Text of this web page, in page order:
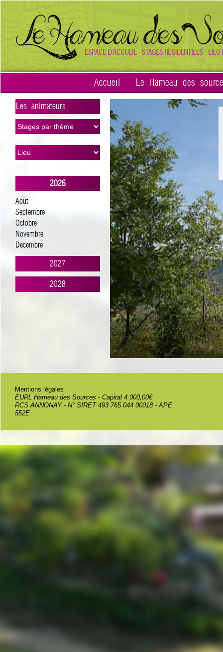
Accueil Le Hameau des
Les animateurs
>
2026
Aout
Septembre
Octobre
Novembre
Decembre
2027
2028
Mentions légales
EURL Hameau des Sources - Capital 4.000,00€
RCS ANNONAY - N° SIRET 493 765 044 00018 - APE
552E